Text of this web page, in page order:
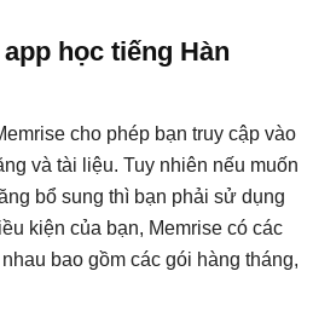
học tiếng Hàn
cho phép bạn truy cập vào
và tài liệu. Tuy nhiên nếu muốn
bổ sung thì bạn phải sử dụng
kiện của bạn, Memrise có các
bao gồm các gói hàng tháng,